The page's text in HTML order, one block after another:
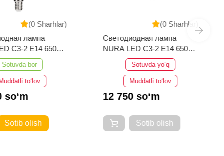
(0 Sharhlar)
лампа
C3-2 E14 6500K
Sotuvda bor
to‘lov
so‘m
Sotib olish
(0 Sharhlar)
Светодиодная лампа
NURA LED C3-2 E14 6500K
Sotuvda yo‘q
Muddatli to‘lov
12 750 so‘m
Sotib olish